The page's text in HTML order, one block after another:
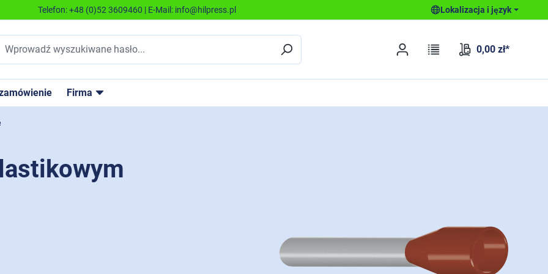
Telefon:+48 (0)52 3609460 | E-Mail: info@hilpress.pl Lokalizacja i język
0,00 zł*
Firma